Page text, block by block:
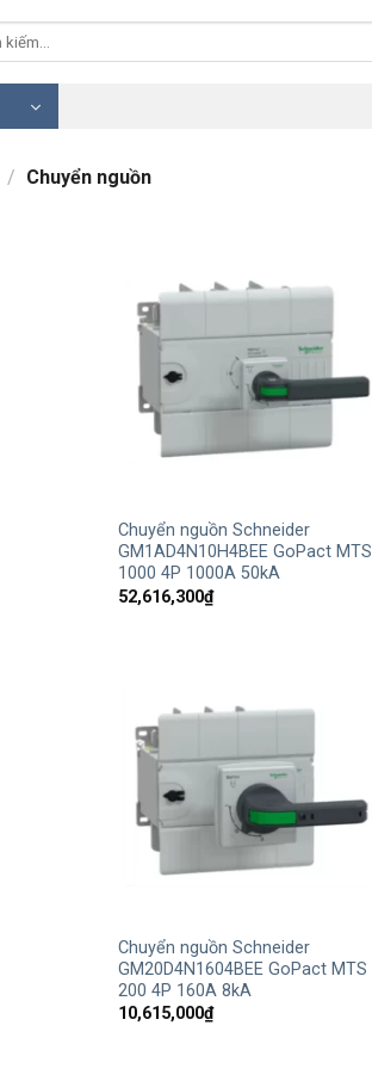
/ Chuyển nguồn
Chuyển nguồn Schneider
GM1AD4N10H4BEE GoPact MTS
1000 4P 1000A 50kA
52,616,300₫
Chuyển nguồn Schneider
GM20D4N1604BEE GoPact MTS
200 4P 160A 8kA
10,615,000₫